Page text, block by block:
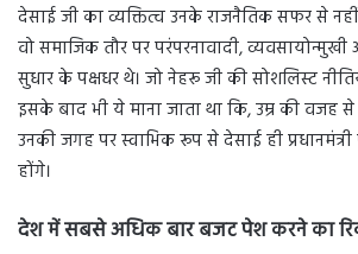
देसाई जी का व्यक्तित्व उनके राजनैतिक सफर से
वो समाजिक तौर पर परंपरनावादी, व्यवसायोन्मुखी
सुधार के पक्षधर थे। जो नेहरू जी की सोशलिस्ट
इसके बाद भी ये माना जाता था कि, उम्र की वजह
उनकी जगह पर स्वाभिक रूप से देसाई ही
होंगे।
देश में सबसे अधिक बार बजट पेश करने का